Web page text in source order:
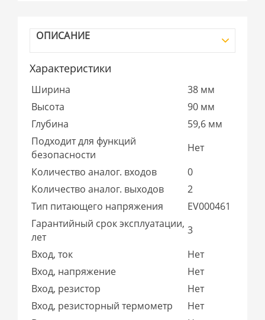
ОПИСАНИЕ
Характеристики
Ширина
38 мм
Высота
90 мм
Глубина
59,6 мм
Подходит для функций
безопасности
Нет
Количество аналог. входов
0
Количество аналог. выходов
2
Тип питающего напряжения
EV000461
Гарантийный срок эксплуатации,
лет
3
Вход, ток
Нет
Вход, напряжение
Нет
Вход, резистор
Нет
Вход, резисторный термометр
Нет